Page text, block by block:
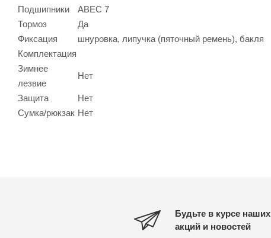
Подшипники
ABEC 7
Тормоз
Да
Фиксация
шнуровка, липучка (пяточный ремень), бакля
Комплектация
Зимнее
лезвие
Нет
Защита
Нет
Сумка/рюкзак Нет
Будьте в курсе наших
акций и новостей